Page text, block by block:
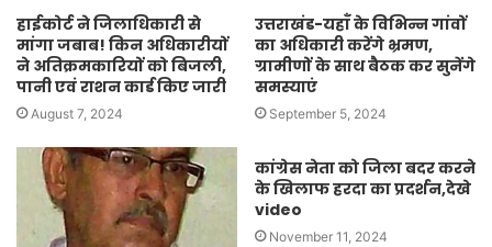
हाईकोर्ट ने जिलाधिकारी से
मांगा जबाब! किन अधिकारीयों
ने अतिक्रमकारियों को बिजली,
पानी एवं राशन कार्ड किए जारी
August 7, 2024
उत्तराखंड-यहाँ के विभिन्न गांवों
का अधिकारी करेंगे भ्रमण,
ग्रामीणों के साथ बैठक कर सुनेंगे
समस्याएं
September 5, 2024
कांग्रेस नेता को जिला बदर करने
के खिलाफ हरदा का प्रदर्शन,देखे
video
November 11, 2024